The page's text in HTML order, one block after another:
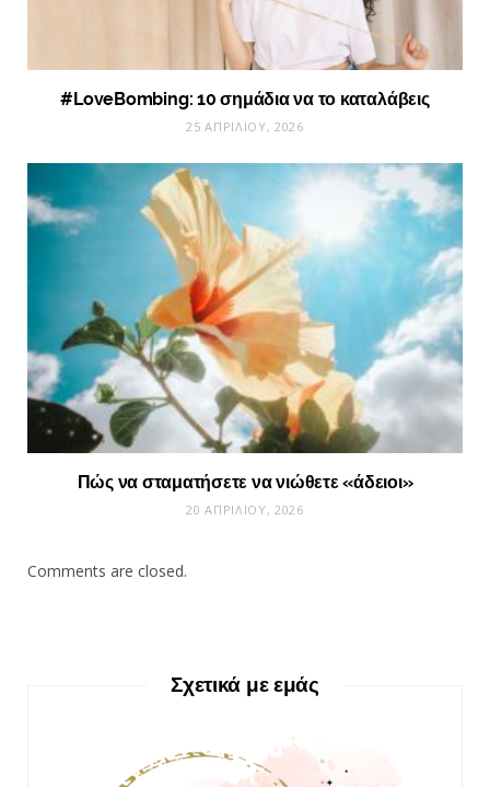
#LoveBombing: 10 σημάδια να το καταλάβεις
25 ΑΠΡΙΛΊΟΥ, 2026
Πώς να σταματήσετε να νιώθετε «άδειοι»
20 ΑΠΡΙΛΊΟΥ, 2026
Comments are closed.
Σχετικά με εμάς